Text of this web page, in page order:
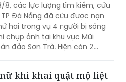
8, các lực lượng tìm kiếm, cứu
Đà Nẵng đã cứu được nạn
hai trong vụ 4 người bị sóng
chụp ảnh tại khu vực Mũi
đảo Sơn Trà. Hiện còn 2
khi khai quật mộ liệt